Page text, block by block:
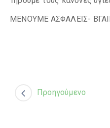
ΜΕΝΟΥΜΕ ΑΣΦΑΛΕΙΣ-
Προηγούμενο